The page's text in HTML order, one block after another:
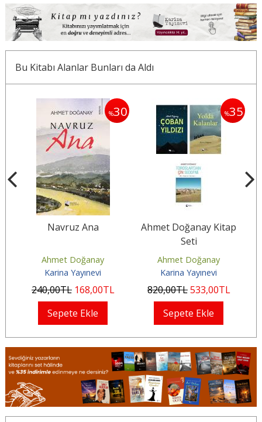
Bu Kitabı Alanlar Bunları da Aldı
%30
Navruz Ana
Ahmet Doğanay
Karina Yayınevi
240,00TL168,00TL
Sepete Ekle
%35
Ahmet Doğanay Kitap
Seti
Ahmet Doğanay
Karina Yayınevi
820,00TL533,00TL
Sepete Ekle